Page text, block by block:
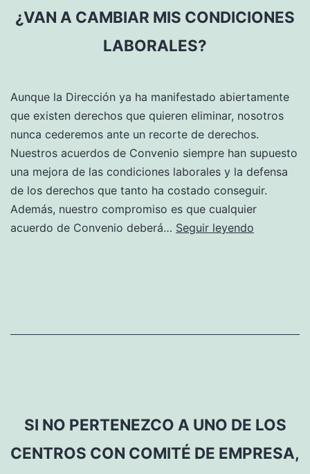
¿VAN A CAMBIAR MIS CONDICIONES
LABORALES?
Aunque la Dirección ya ha manifestado abiertamente
que existen derechos que quieren eliminar, nosotros
nunca cederemos ante un recorte de derechos.
Nuestros acuerdos de Convenio siempre han supuesto
una mejora de las condiciones laborales y la defensa
de los derechos que tanto ha costado conseguir.
Además, nuestro compromiso es que cualquier
acuerdo de Convenio deberá… Seguir leyendo
SI NO PERTENEZCO A UNO DE LOS
CENTROS CON COMITÉ DE EMPRESA,